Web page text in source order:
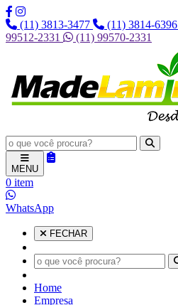
(11) 3813-3477 (11) 3814-6396
99512-2331
(11) 99570-2331
MENU
0 item
WhatsApp
FECHAR
Home
Empresa